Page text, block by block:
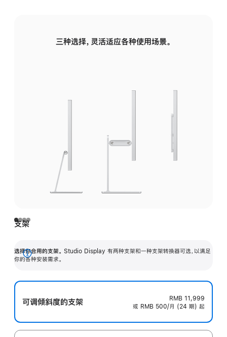
三种选择，灵活适应各种使用场景。
支架
选择你合用的支架。 Studio Display 有两种支架和一种支架转换器可选，以满足
你的各种安装需求。
展
可调倾斜度的支架
RMB 11,999
或 RMB 500/月 (24 期) 起